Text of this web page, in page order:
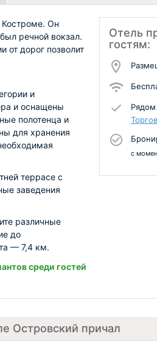
Отель
гостям:
Рядом
с
Костроме. Он
речной вокзал.
от дорог позволит
и
и оснащены
полотенца и
для хранения
террасе с
заведения
различные
до
— 7,4 км.
среди гостей
Островский причал